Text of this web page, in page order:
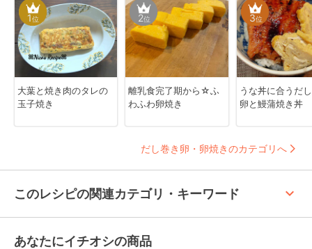
1位
大葉と焼き肉のタレの
玉子焼き
2位
離乳食完了期から☆ふ
わふわ卵焼き
3位
うな丼に合うだ
卵と鰻蒲焼き丼
だし巻き卵・卵焼きのカテゴリへ
このレシピの関連カテゴリ・キーワード keyboard_arrow_up
あなたにイチオシの商品